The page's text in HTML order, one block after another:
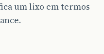
um lixo em termos